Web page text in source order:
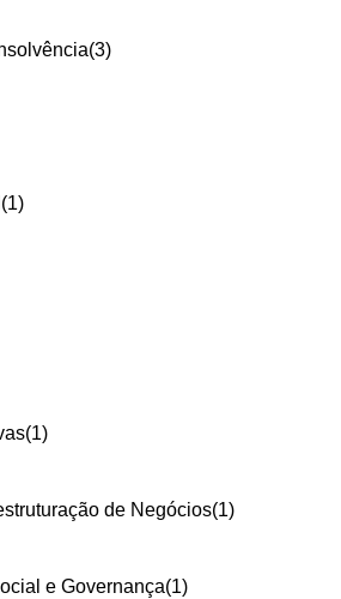
(3)
(1)
(1)
de Negócios(1)
e Governança(1)